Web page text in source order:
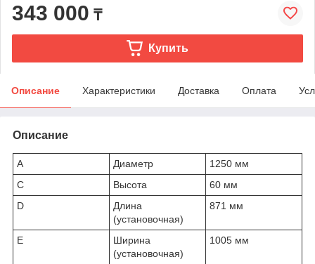
343 000 ₸
Купить
Описание Характеристики Доставка Оплата
Описание
A Диаметр
1250 мм
C
Высота
60 мм
D
Длина
(установочная)
871 мм
E
Ширина
(установочная)
1005 мм